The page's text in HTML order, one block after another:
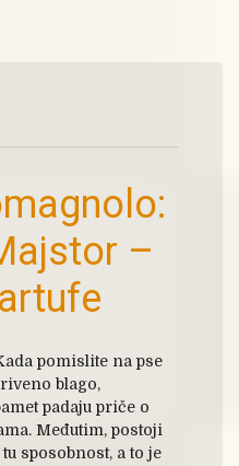
–
pomislite na pse
blago,
padaju priče o
Međutim, postoji
sposobnost, a to je